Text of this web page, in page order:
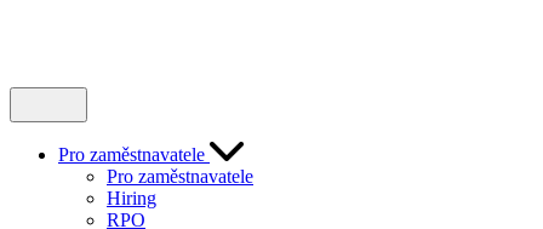
Pro zaměstnavatele
Pro zaměstnavatele
Hiring
RPO